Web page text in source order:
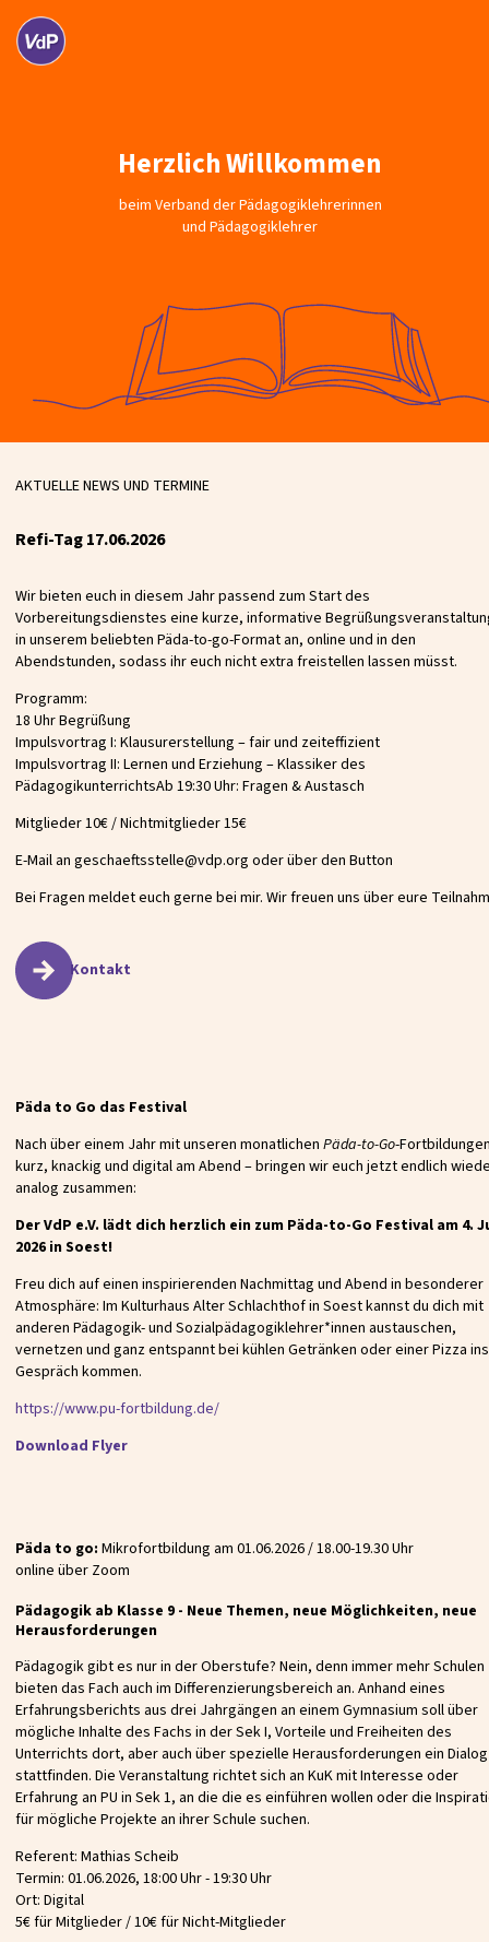
Herzlich Willkommen
beim Verband der Pädagogiklehrerinnen
und Pädagogiklehrer
AKTUELLE NEWS UND TERMINE
Refi-Tag 17.06.2026
Wir bieten euch in diesem Jahr passend zum Start des
Vorbereitungsdienstes eine kurze, informative
in unserem beliebten Päda-to-go-Format an, online und in den
Abendstunden, sodass ihr euch nicht extra freistellen lassen müsst.
Programm:
18 Uhr Begrüßung
Impulsvortrag I: Klausurerstellung – fair und zeiteffizient
Impulsvortrag II: Lernen und Erziehung – Klassiker des
PädagogikunterrichtsAb 19:30 Uhr: Fragen & Austasch
Mitglieder 10€ / Nichtmitglieder 15€
E-Mail an geschaeftsstelle@vdp.org oder über den Button
Bei Fragen meldet euch gerne bei mir. Wir freuen uns über eure
Kontakt
Päda to Go das Festival
Nach über einem Jahr mit unseren monatlichen Päda-to-Go-
kurz, knackig und digital am Abend – bringen wir euch jetzt endlich
analog zusammen:
Der VdP e.V. lädt dich herzlich ein zum Päda-to-Go Festival am 4.
2026 in Soest!
Freu dich auf einen inspirierenden Nachmittag und Abend in besonderer
Atmosphäre: Im Kulturhaus Alter Schlachthof in Soest kannst du dich mit
anderen Pädagogik- und Sozialpädagogiklehrer*innen austauschen,
vernetzen und ganz entspannt bei kühlen Getränken oder einer Pizza ins
Gespräch kommen.
https://www.pu-fortbildung.de/
Download Flyer
Päda to go: Mikrofortbildung am 01.06.2026 / 18.00-19.30 Uhr
online über Zoom
Pädagogik ab Klasse 9 - Neue Themen, neue Möglichkeiten, neue
Herausforderungen
Pädagogik gibt es nur in der Oberstufe? Nein, denn immer mehr Schulen
bieten das Fach auch im Differenzierungsbereich an. Anhand eines
Erfahrungsberichts aus drei Jahrgängen an einem Gymnasium soll über
mögliche Inhalte des Fachs in der Sek I, Vorteile und Freiheiten des
Unterrichts dort, aber auch über spezielle Herausforderungen ein Dialog
stattfinden. Die Veranstaltung richtet sich an KuK mit Interesse oder
Erfahrung an PU in Sek 1, an die die es einführen wollen oder die
für mögliche Projekte an ihrer Schule suchen.
Referent: Mathias Scheib
Termin: 01.06.2026, 18:00 Uhr - 19:30 Uhr
Ort: Digital
5€ für Mitglieder / 10€ für Nicht-Mitglieder